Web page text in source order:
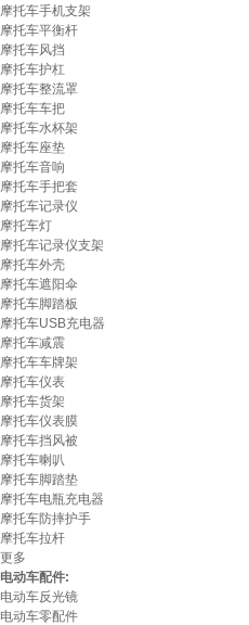
摩托车手机支架
摩托车平衡杆
摩托车风挡
摩托车护杠
摩托车整流罩
摩托车车把
摩托车水杯架
摩托车座垫
摩托车音响
摩托车手把套
摩托车记录仪
摩托车灯
摩托车记录仪支架
摩托车外壳
摩托车遮阳伞
摩托车脚踏板
摩托车USB充电器
摩托车减震
摩托车车牌架
摩托车仪表
摩托车货架
摩托车仪表膜
摩托车挡风被
摩托车喇叭
摩托车脚踏垫
摩托车电瓶充电器
摩托车防摔护手
摩托车拉杆
更多
电动车配件:
电动车反光镜
电动车零配件